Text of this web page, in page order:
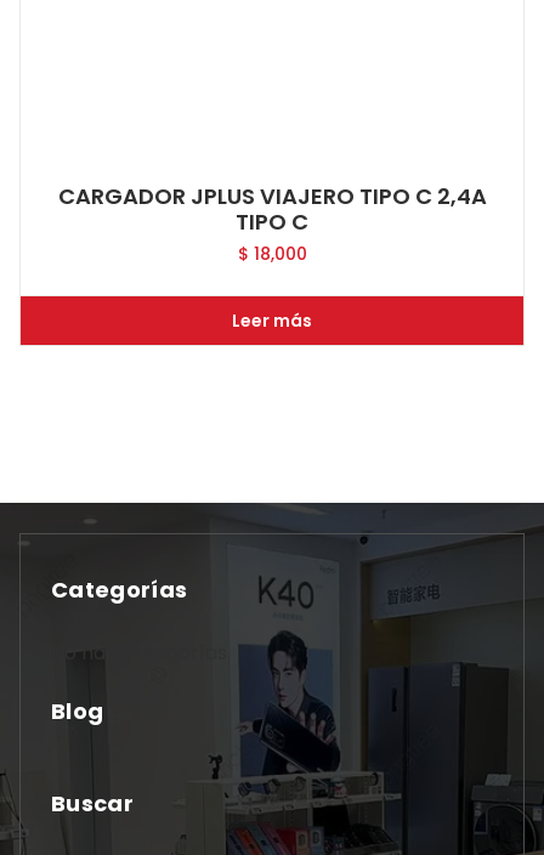
CARGADOR JPLUS VIAJERO TIPO C 2,4A
TIPO C
$ 18,000
Leer más
Categorías
No hay categorías
Blog
Buscar